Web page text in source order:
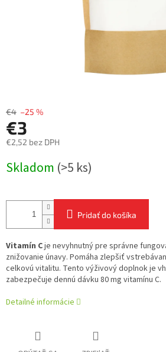
€4 –25 %
€3
€2,52 bez DPH
cena:
Skladom (>5 ks)
Pridať do košíka
Vitamín Cje nevyhnutný pre správne
znižovanie únavy. Pomáha zlepšiť
celkovú vitalitu. Tento výživový doplnok je
zabezpečuje dennú dávku 80 mg vitamínu C.
Detailné informácie